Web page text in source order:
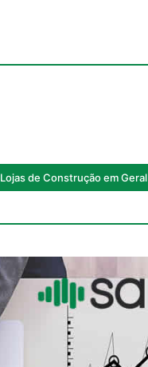
Lojas de Construção em Geral